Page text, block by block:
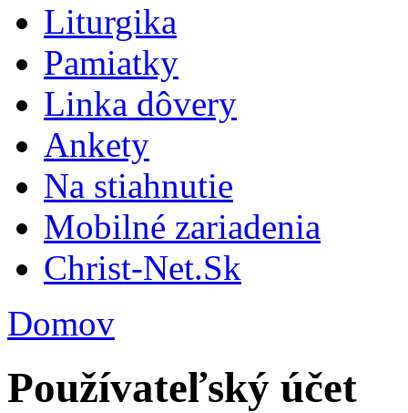
Liturgika
Pamiatky
Linka dôvery
Ankety
Na stiahnutie
Mobilné zariadenia
Christ-Net.Sk
Domov
Používateľský účet